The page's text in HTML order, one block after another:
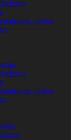
cortos
cortos